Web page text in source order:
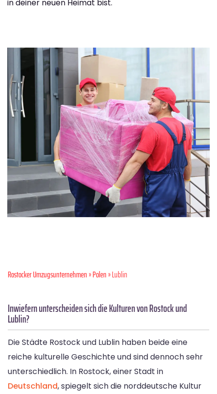
in deiner neuen Heimat bist.
Rostocker Umzugsunternehmen»Polen» Lublin
Inwiefern unterscheiden sich die Kulturen von Rostock und
Lublin?
Die Städte Rostock und Lublin haben beide eine
reiche kulturelle Geschichte und sind dennoch sehr
unterschiedlich. In Rostock, einer Stadt in
Deutschland, spiegelt sich die norddeutsche Kultur